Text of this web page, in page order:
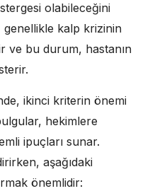
olabileceğini
genellikle kalp krizinin
ve bu durum, hastanın
ikinci kriterin önemi
hekimlere
ipuçları sunar.
aşağıdaki
önemlidir: